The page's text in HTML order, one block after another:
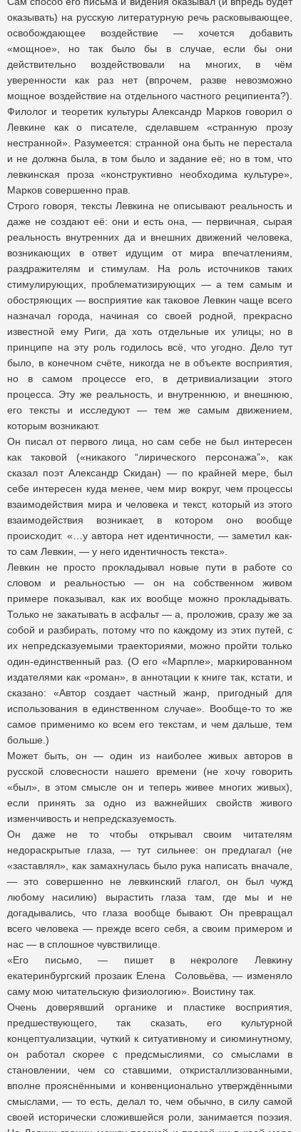
оказывать) на русскую литературную речь расковывающее,
освобождающее воздействие — хочется добавить
«мощное», но так было бы в случае, если бы они
действительно воздействовали на многих, в чём
уверенности как раз нет (впрочем, разве невозможно
мощное воздействие на отдельного частного реципиента?).
Филолог и теоретик культуры Александр Марков говорил о
Левкине как о писателе, сделавшем «странную прозу
нестранной». Разумеется: странной она быть не перестала
и не должна была, в том было и задание её; но в том, что
левкинская проза «конструктивно необходима культуре»,
Марков совершенно прав.
Строго говоря, тексты Левкина не описывают реальность и
даже не создают её: они и есть она, — первичная, сырая
реальность внутренних да и внешних движений человека,
возникающих в ответ идущим от мира впечатлениям,
раздражителям и стимулам. На роль источников таких
стимулирующих, проблематизирующих — а тем самым и
обостряющих — восприятие как таковое Левкин чаще всего
назначал города, начиная со своей родной, прекрасно
известной ему Риги, да хоть отдельные их улицы; но в
принципе на эту роль годилось всё, что угодно. Дело тут
было, в конечном счёте, никогда не в объекте восприятия,
но в самом процессе его, в детривиализации этого
процесса. Эту же реальность, и внутреннюю, и внешнюю,
его тексты и исследуют — тем же самым движением,
которым возникают.
Он писал от первого лица, но сам себе не был интересен
как таковой («никакого “лирического персонажа”», как
сказал поэт Александр Скидан) — по крайней мере, был
себе интересен куда менее, чем мир вокруг, чем процессы
взаимодействия мира и человека и текст, который из этого
взаимодействия возникает, в котором оно вообще
происходит. «…у автора нет идентичности, — заметил как-
то сам Левкин, — у него идентичность текста».
Левкин не просто прокладывал новые пути в работе со
словом и реальностью — он на собственном живом
примере показывал, как их вообще можно прокладывать.
Только не закатывать в асфальт — а, проложив, сразу же за
собой и разбирать, потому что по каждому из этих путей, с
их непредсказуемыми траекториями, можно пройти только
один-единственный раз. (О его «Марпле», маркированном
издателями как «роман», в аннотации к книге так, кстати, и
сказано: «Автор создает частный жанр, пригодный для
использования в единственном случае». Вообще-то то же
самое применимо ко всем его текстам, и чем дальше, тем
больше.)
Может быть, он — один из наиболее живых авторов в
русской словесности нашего времени (не хочу говорить
«был», в этом смысле он и теперь живее многих живых),
если принять за одно из важнейших свойств живого
изменчивость и непредсказуемость.
Он даже не то чтобы открывал своим читателям
недораскрытые глаза, — тут сильнее: он предлагал (не
«заставлял», как замахнулась было рука написать вначале,
— это совершенно не левкинский глагол, он был чужд
любому насилию) вырастить глаза там, где мы и не
догадывались, что глаза вообще бывают. Он превращал
всего человека — прежде всего себя, а своим примером и
нас — в сплошное чувствилище.
«Его письмо, — пишет в некрологе Левкину
екатеринбургский прозаик Елена Соловьёва, — изменяло
саму мою читательскую физиологию». Воистину так.
Очень доверявший органике и пластике восприятия,
предшествующего, так сказать, его культурной
концептуализации, чуткий к ситуативному и сиюминутному,
он работал скорее с предсмыслиями, со смыслами в
становлении, чем со ставшими, откристаллизованными,
вполне прояснёнными и конвенционально утверждёнными
смыслами, — то есть, делал то, чем обычно, в силу самой
своей исторически сложившейся роли, занимается поэзия.